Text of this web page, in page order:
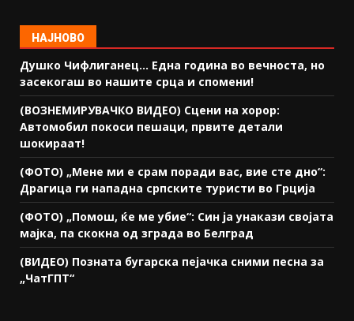
НАЈНОВО
Душко Чифлиганец… Eдна година во вечноста, но
засекогаш во нашите срца и спомени!
(ВОЗНЕМИРУВАЧКО ВИДЕО) Сцени на хорор:
Автомобил покоси пешаци, првите детали
шокираат!
(ФОТО) „Мене ми е срам поради вас, вие сте дно“:
Драгица ги нападна српските туристи во Грција
(ФОТО) „Помош, ќе ме убие“: Син ја унакази својата
мајка, па скокна од зграда во Белград
(ВИДЕО) Позната бугарска пејачка сними песна за
„ЧатГПТ“